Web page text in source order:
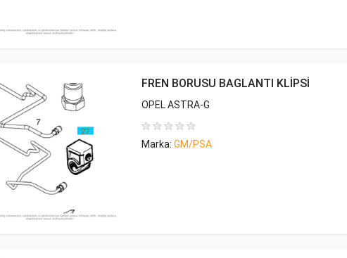
FREN BORUSU BAGLANTI KLİPSİ
OPEL ASTRA-G
Marka: GM/PSA